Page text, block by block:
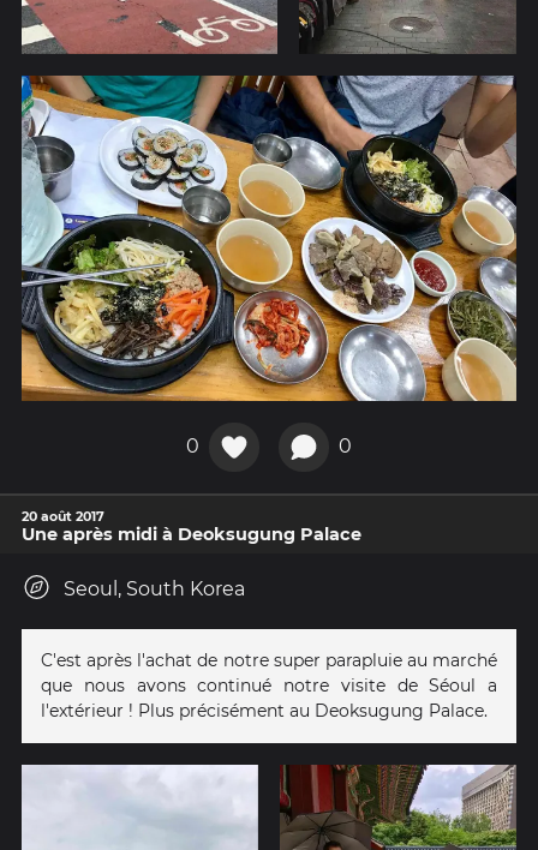
0 0
20 août 2017
Une après midi à Deoksugung Palace
Seoul, South Korea
C'est après l'achat de notre super parapluie au marché
que nous avons continué notre visite de Séoul a
l'extérieur ! Plus précisément au Deoksugung Palace.